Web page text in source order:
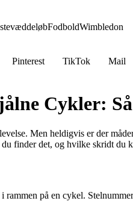
FodboldWimbledon
Pinterest TikTok Mail
Cykler:
Men heldigvis er der
finder det, og hvilke skridt du
på en cykel.